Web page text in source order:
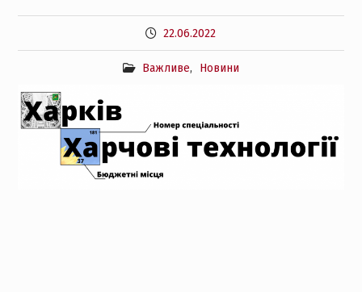
22.06.2022
Важливе, Новини